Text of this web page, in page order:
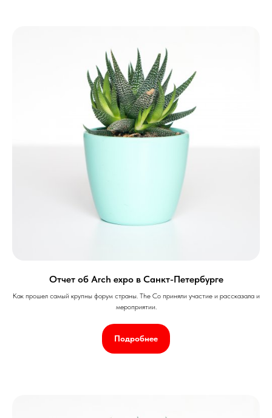
Отчет об Arch expo в Санкт-Петербурге
Как прошел самый крупны форум страны. The Co приняли участие и рассказала и
мероприятии.
Подробнее